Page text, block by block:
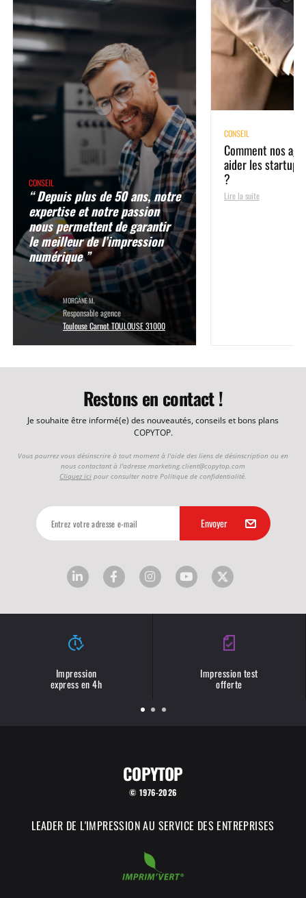
CONSEIL
“ Depuis plus de 50 ans, notre
expertise et notre passion
nous permettent de garantir
le meilleur de l’impression
numérique ”
MORGANE M.
Responsable agence
Toulouse Carnot TOULOUSE 31000
CONSEIL
Comment nos
aider les startups
?
Lire la suite
Restons en contact !
Je souhaite être informé(e) des nouveautés, conseils et bons plans
COPYTOP.
Vous pourrez vous désinscrire à tout moment à l'aide des liens de désinscription ou en
nous contactant à l'adresse marketing.client@copytop.com
Cliquez ici pour consulter notre Politique de confidentialité.
Impression
express en 4h
Impression test
offerte
COPYTOP
© 1976-2026
LEADER DE L'IMPRESSION AU SERVICE DES ENTREPRISES